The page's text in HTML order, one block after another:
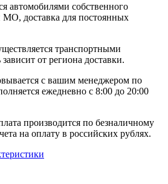
автомобилями собственного
МО, доставка для постоянных
транспортными
от региона доставки.
с вашим менеджером по
ежедневно с 8:00 до 20:00
производится по безналичному
на оплату в российских рублях.